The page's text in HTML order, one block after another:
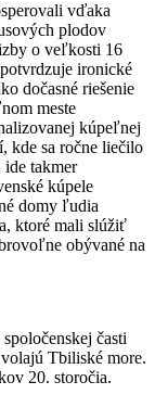
vďaka
plodov
o veľkosti 16
ironické
dočasné riešenie
meste
kúpeľnej
kde sa ročne liečilo
ide takmer
kúpele
domy ľudia
ktoré mali slúžiť
obývané na
časti
Tbiliské more.
20. storočia.